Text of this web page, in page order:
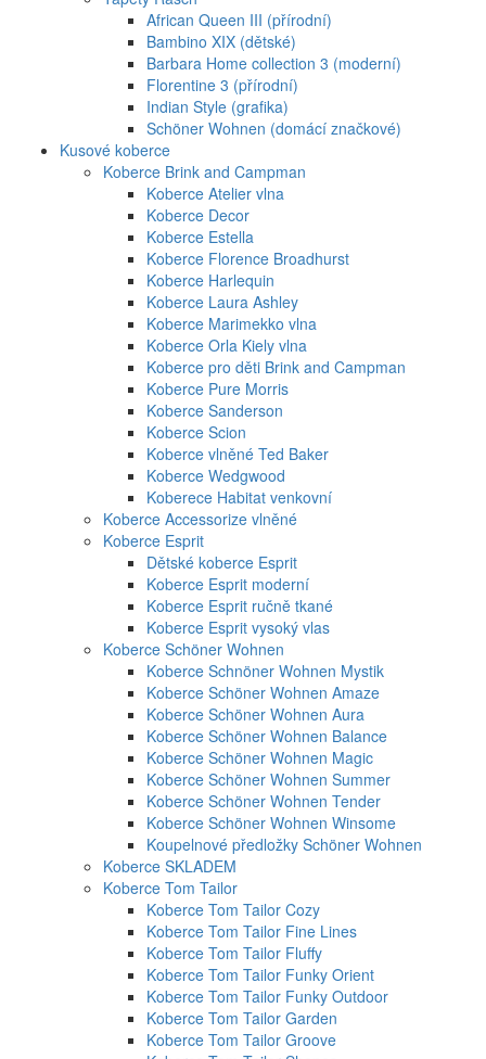
African Queen III (přírodní)
Bambino XIX (dětské)
Barbara Home collection 3 (moderní)
Florentine 3 (přírodní)
Indian Style (grafika)
Schöner Wohnen (domácí značkové)
Kusové koberce
Koberce Brink and Campman
Koberce Atelier vlna
Koberce Decor
Koberce Estella
Koberce Florence Broadhurst
Koberce Harlequin
Koberce Laura Ashley
Koberce Marimekko vlna
Koberce Orla Kiely vlna
Koberce pro děti Brink and Campman
Koberce Pure Morris
Koberce Sanderson
Koberce Scion
Koberce vlněné Ted Baker
Koberce Wedgwood
Koberece Habitat venkovní
Koberce Accessorize vlněné
Koberce Esprit
Dětské koberce Esprit
Koberce Esprit moderní
Koberce Esprit ručně tkané
Koberce Esprit vysoký vlas
Koberce Schöner Wohnen
Koberce Schnöner Wohnen Mystik
Koberce Schöner Wohnen Amaze
Koberce Schöner Wohnen Aura
Koberce Schöner Wohnen Balance
Koberce Schöner Wohnen Magic
Koberce Schöner Wohnen Summer
Koberce Schöner Wohnen Tender
Koberce Schöner Wohnen Winsome
Koupelnové předložky Schöner Wohnen
Koberce SKLADEM
Koberce Tom Tailor
Koberce Tom Tailor Cozy
Koberce Tom Tailor Fine Lines
Koberce Tom Tailor Fluffy
Koberce Tom Tailor Funky Orient
Koberce Tom Tailor Funky Outdoor
Koberce Tom Tailor Garden
Koberce Tom Tailor Groove